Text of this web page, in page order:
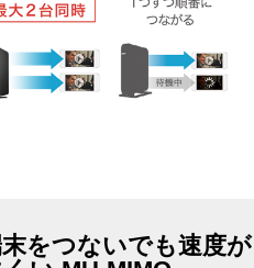
をつないでも速度が